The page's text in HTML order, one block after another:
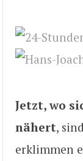
Jetzt, wo
nähert,
erklimmen